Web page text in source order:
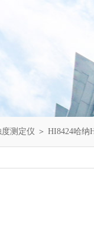
度测定仪 ＞ HI8424哈